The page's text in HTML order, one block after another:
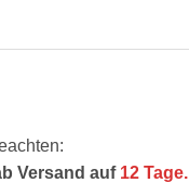
Versand auf 12 Tage.